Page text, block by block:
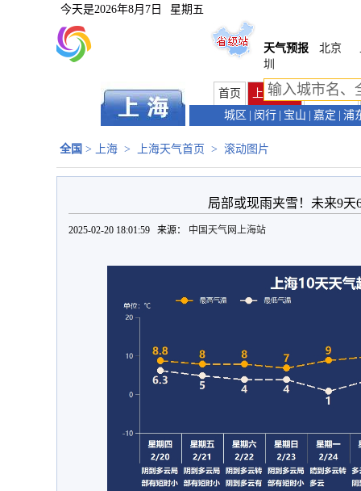
今天是2026年8月7日 星期五
天气预报 北京
圳
首页 上海首页
天气预报
城区
闵行 宝山 嘉定 浦
全国 > 上海 > 上海天气首页 > 滚动图片
局部或现雨夹雪！未来9天
2025-02-20 18:01:59 来源： 中国天气网上海站